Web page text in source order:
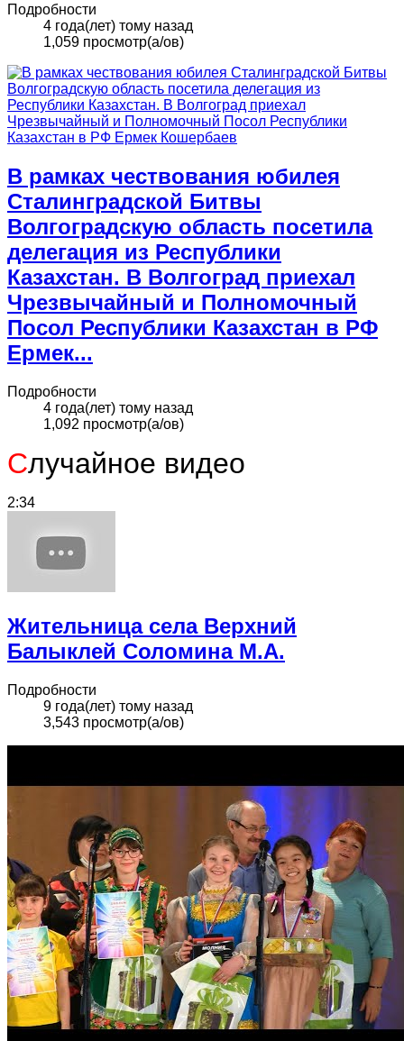
Подробности
4 года(лет) тому назад
1,059 просмотр(а/ов)
В рамках чествования юбилея
Сталинградской Битвы
Волгоградскую область посетила
делегация из Республики
Казахстан. В Волгоград приехал
Чрезвычайный и Полномочный
Посол Республики Казахстан в РФ
Ермек...
Подробности
4 года(лет) тому назад
1,092 просмотр(а/ов)
Случайное видео
2:34
Жительница села Верхний
Балыклей Соломина М.А.
Подробности
9 года(лет) тому назад
3,543 просмотр(а/ов)